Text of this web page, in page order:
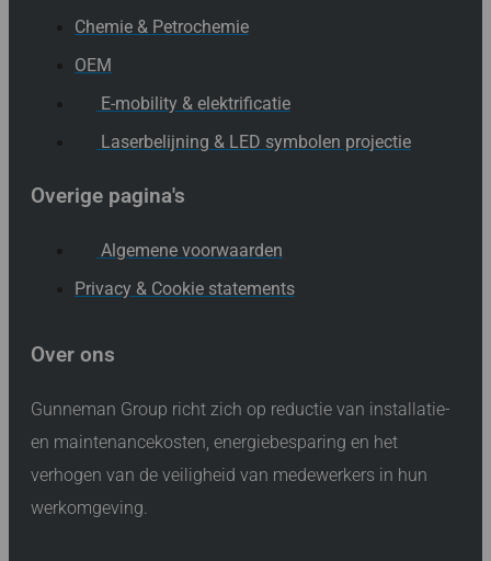
Chemie & Petrochemie
OEM
E-mobility & elektrificatie
Laserbelijning & LED symbolen projectie
Overige pagina's
Algemene voorwaarden
Privacy & Cookie statements
Over ons
Gunneman Group richt zich op reductie van installatie-
en maintenancekosten, energiebesparing en het
verhogen van de veiligheid van medewerkers in hun
werkomgeving.